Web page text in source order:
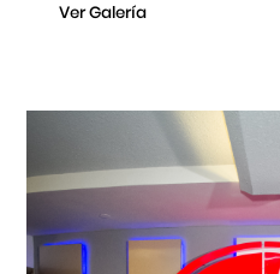
Ver Galería